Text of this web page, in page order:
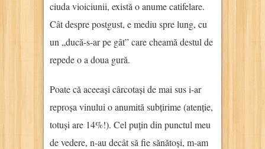
ciuda vioiciunii, există o anume catifelare.
Cât despre postgust, e mediu spre lung, cu
un „ducă-s-ar pe gât” care cheamă destul de
repede o a doua gură.
Poate că aceeași cârcotași de mai sus i-ar
reproșa vinului o anumită subțirime (atenție,
totuși are 14%!). Cel puțin din punctul meu
de vedere, n-au decât să fie sănătoși, m-am